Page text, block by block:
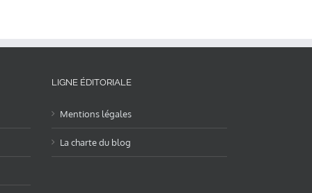
LIGNE ÉDITORIALE
Mentions légales
La charte du blog